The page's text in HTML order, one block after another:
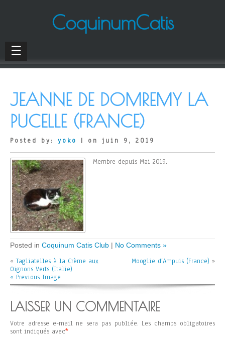
CoquinumCatis
☰
JEANNE DE DOMREMY LA
PUCELLE (FRANCE)
Posted by: yoko | on juin 9, 2019
Membre depuis Mai 2019.
Posted in Coquinum Catis Club | No Comments »
«Tagliatelles à la Crème aux
Oignons Verts (Italie)
Mooglie d’Ampuis (France) »
« Previous Image
LAISSER UN COMMENTAIRE
Votre adresse e-mail ne sera pas publiée. Les champs obligatoires
sont indiqués avec*